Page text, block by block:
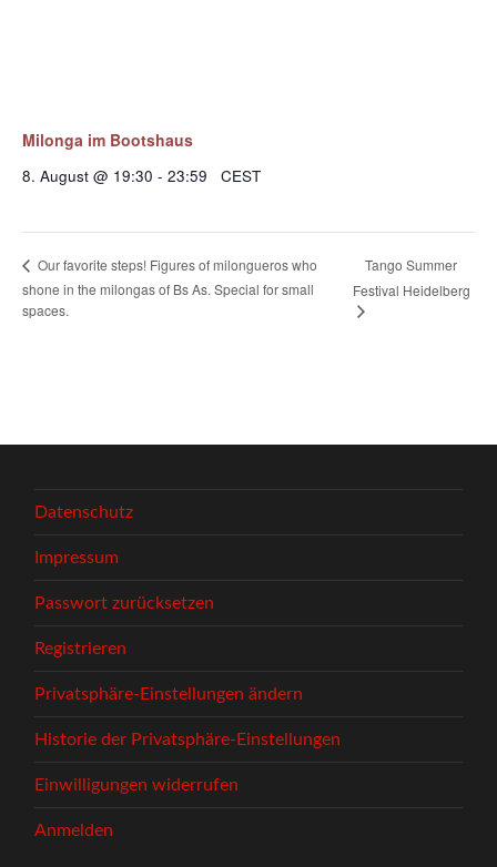
Milonga im Bootshaus
8. August @ 19:30 - 23:59 CEST
Our favorite steps! Figures of milongueros who
shone in the milongas of Bs As. Special for small
spaces.
Tango Summer
Festival Heidelberg
Datenschutz
Impressum
Passwort zurücksetzen
Registrieren
Privatsphäre-Einstellungen ändern
Historie der Privatsphäre-Einstellungen
Einwilligungen widerrufen
Anmelden